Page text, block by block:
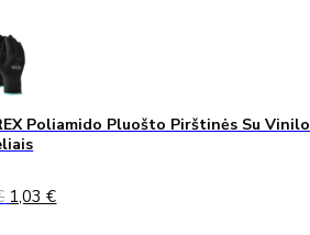
Poliamido Pluošto Pirštinės Su Vinilo
Original
1,03€Current